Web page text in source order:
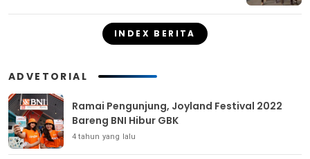
INDEX BERITA
ADVETORIAL
Ramai Pengunjung, Joyland Festival 2022
Bareng BNI Hibur GBK
4 tahun yang lalu